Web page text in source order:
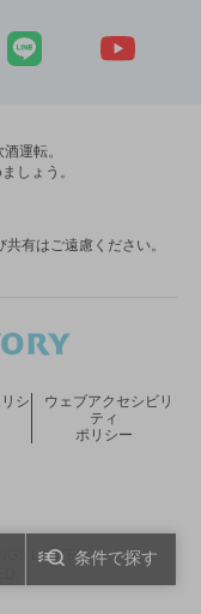
条件で探す
運転。
しょう。
有はご遠慮ください。
LIMITED.
シ
ウェブアクセシビリ
ティ
ポリシー
いウィンドウで開く